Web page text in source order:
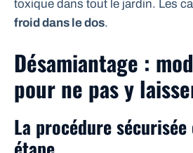
toxique dans tout le jardin. Les
froid dans le dos.
Désamiantage :
pour ne pas y
La procédure